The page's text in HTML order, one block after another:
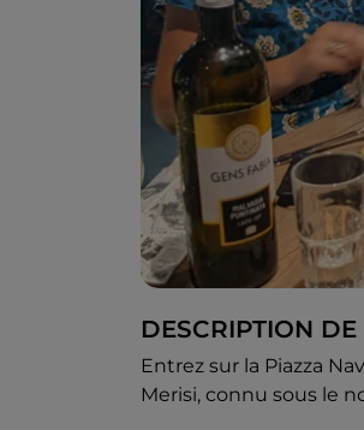
DESCRIPTION DE
Entrez sur la Piazza
Merisi, connu sous le